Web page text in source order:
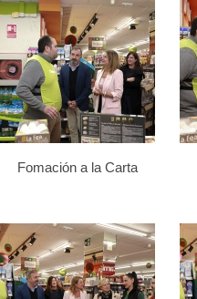
Fomación a la Carta